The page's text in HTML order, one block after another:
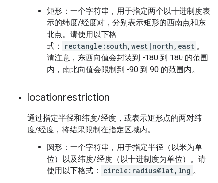
矩形：一个字符串，用于指定两个以十进制度表
示的纬度/经度对，分别表示矩形的西南点和东
北点。请使用以下格
式：
rectangle:south,west|north,east 。
请注意，东西向值会封装到 -180 到 180 的范围
内，南北向值会限制到 -90 到 90 的范围内。
locationrestriction
通过指定半径和纬度/经度，或表示矩形点的两对纬
度/经度，将结果限制在指定区域内。
圆形：一个字符串，用于指定半径（以米为单
位）以及纬度/经度（以十进制度为单位）。请
使用以下格式：
circle:radius@lat,lng 。